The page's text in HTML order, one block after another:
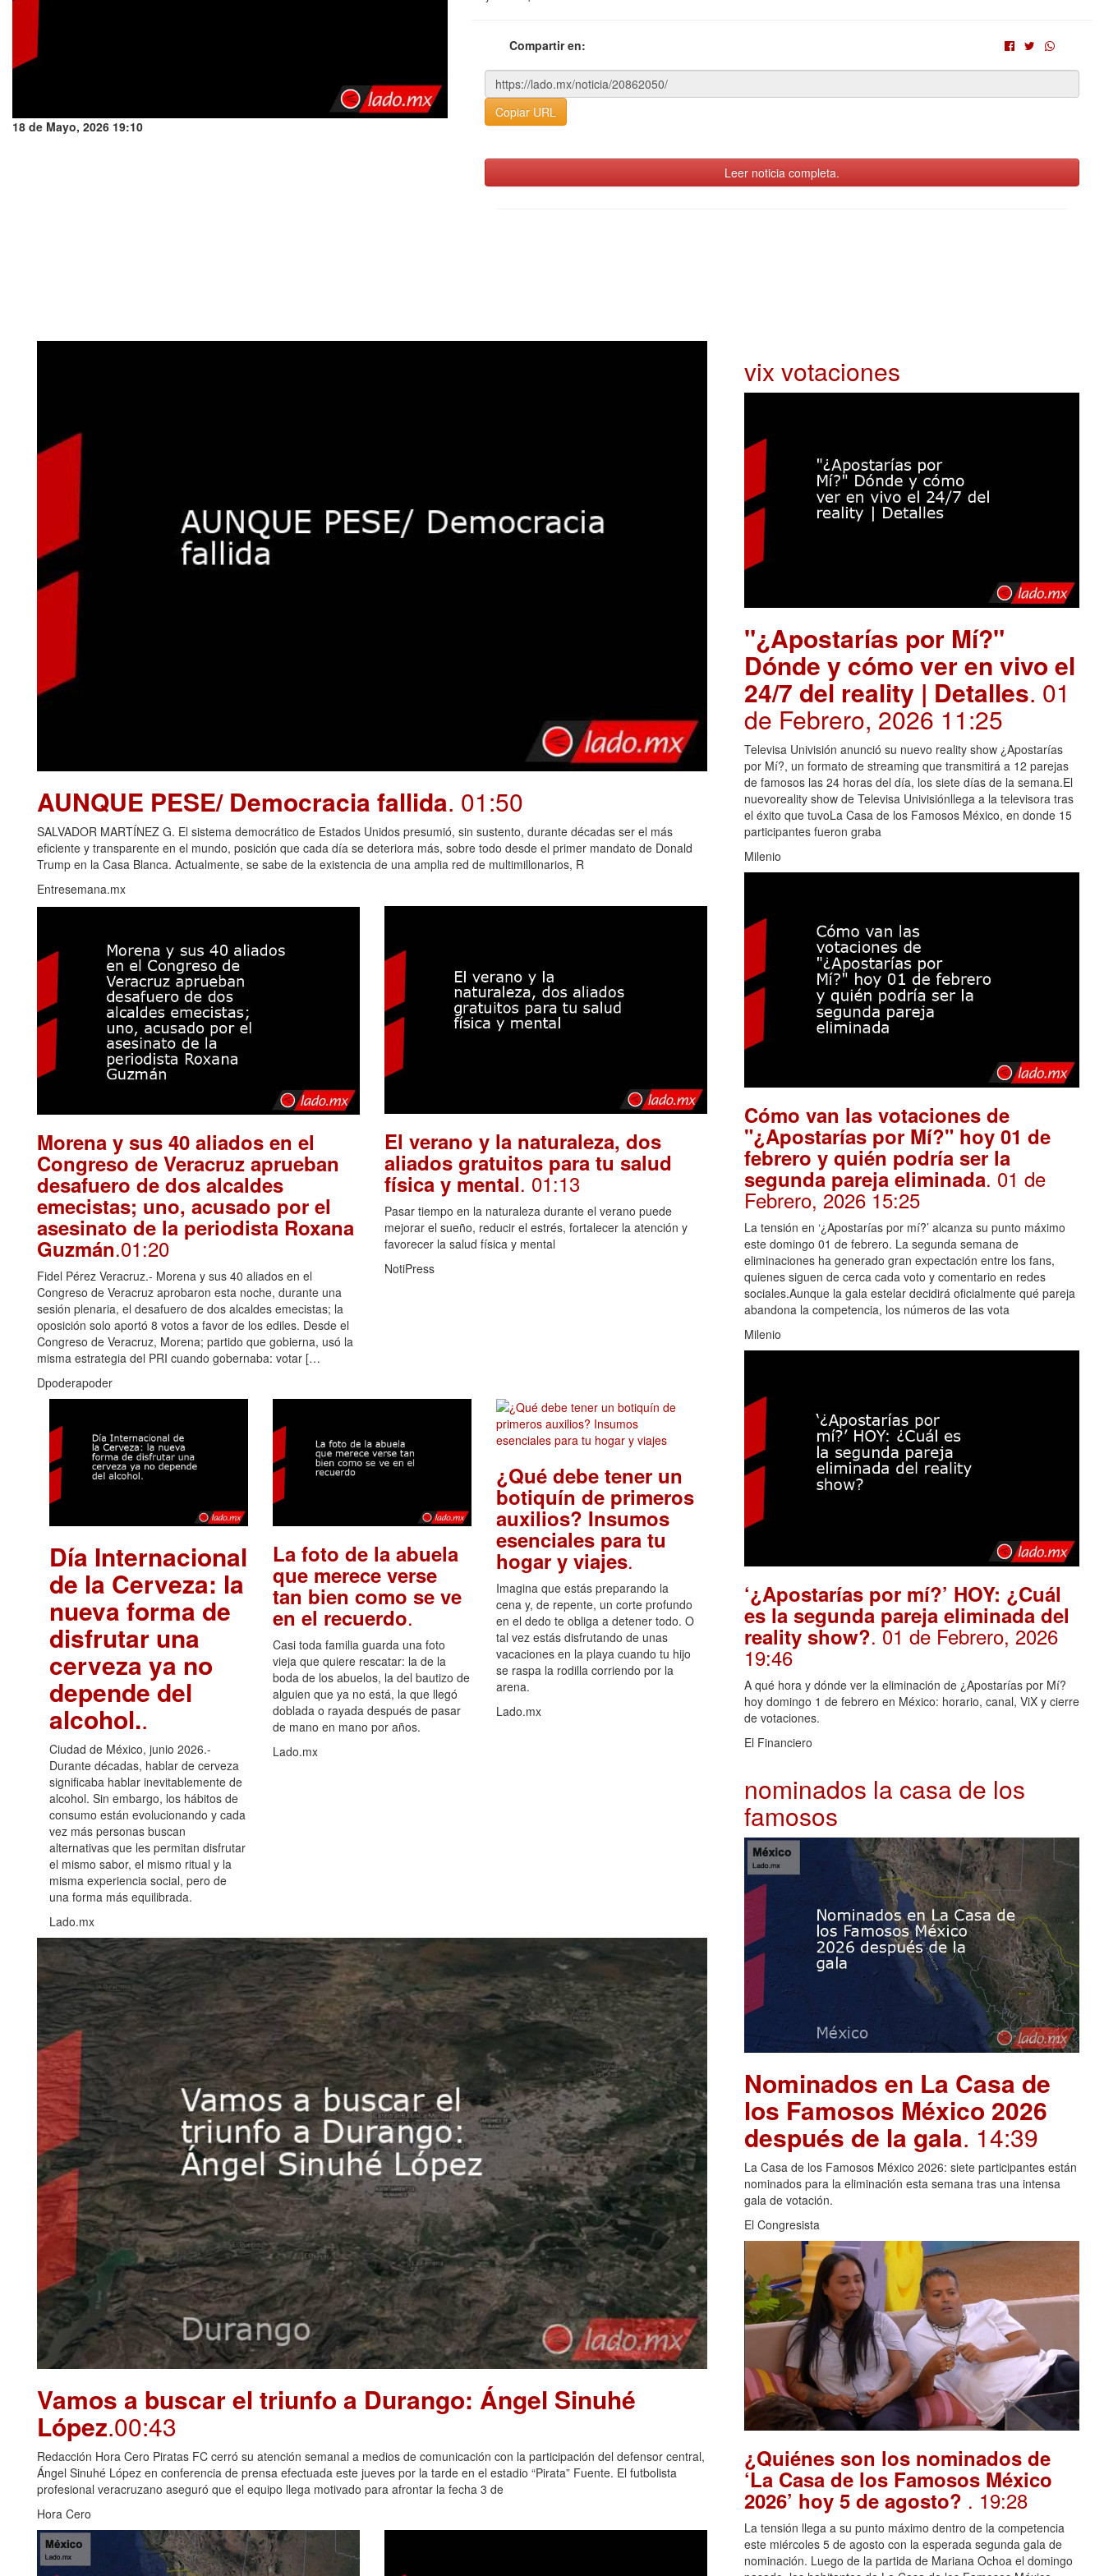
18 de Mayo, 2026 19:10
Compartir en:
Copiar URL
Leer noticia completa.
AUNQUE PESE/ Democracia fallida. 01:50
SALVADOR MARTÍNEZ G. El sistema democrático de Estados Unidos presumió, sin sustento, durante décadas ser el más
eficiente y transparente en el mundo, posición que cada día se deteriora más, sobre todo desde el primer mandato de Donald
Trump en la Casa Blanca. Actualmente, se sabe de la existencia de una amplia red de multimillonarios, R
Entresemana.mx
Morena y sus 40 aliados en el
Congreso de Veracruz aprueban
desafuero de dos alcaldes
emecistas; uno, acusado por el
asesinato de la periodista Roxana
Guzmán.01:20
Fidel Pérez Veracruz.- Morena y sus 40 aliados en el
Congreso de Veracruz aprobaron esta noche, durante una
sesión plenaria, el desafuero de dos alcaldes emecistas; la
oposición solo aportó 8 votos a favor de los ediles. Desde el
Congreso de Veracruz, Morena; partido que gobierna, usó la
misma estrategia del PRI cuando gobernaba: votar […
Dpoderapoder
El verano y la naturaleza, dos
aliados gratuitos para tu salud
física y mental. 01:13
Pasar tiempo en la naturaleza durante el verano puede
mejorar el sueño, reducir el estrés, fortalecer la atención y
favorecer la salud física y mental
NotiPress
Día Internacional
de la Cerveza: la
nueva forma de
disfrutar una
cerveza ya no
depende del
alcohol..
Ciudad de México, junio 2026.-
Durante décadas, hablar de cerveza
significaba hablar inevitablemente de
alcohol. Sin embargo, los hábitos de
consumo están evolucionando y cada
vez más personas buscan
alternativas que les permitan disfrutar
el mismo sabor, el mismo ritual y la
misma experiencia social, pero de
una forma más equilibrada.
Lado.mx
La foto de la abuela
que merece verse
tan bien como se ve
en el recuerdo.
Casi toda familia guarda una foto
vieja que quiere rescatar: la de la
boda de los abuelos, la del bautizo de
alguien que ya no está, la que llegó
doblada o rayada después de pasar
de mano en mano por años.
Lado.mx
¿Qué debe tener un
botiquín de primeros
auxilios? Insumos
esenciales para tu
hogar y viajes.
Imagina que estás preparando la
cena y, de repente, un corte profundo
en el dedo te obliga a detener todo. O
tal vez estás disfrutando de unas
vacaciones en la playa cuando tu hijo
se raspa la rodilla corriendo por la
arena.
Lado.mx
Vamos a buscar el triunfo a Durango: Ángel Sinuhé
López.00:43
Redacción Hora Cero Piratas FC cerró su atención semanal a medios de comunicación con la participación del defensor central,
Ángel Sinuhé López en conferencia de prensa efectuada este jueves por la tarde en el estadio “Pirata” Fuente. El futbolista
profesional veracruzano aseguró que el equipo llega motivado para afrontar la fecha 3 de
Hora Cero
vix votaciones
"¿Apostarías por Mí?"
Dónde y cómo ver en vivo el
24/7 del reality | Detalles. 01
de Febrero, 2026 11:25
Televisa Univisión anunció su nuevo reality show ¿Apostarías
por Mí?, un formato de streaming que transmitirá a 12 parejas
de famosos las 24 horas del día, los siete días de la semana.El
nuevoreality show de Televisa Univisiónllega a la televisora tras
el éxito que tuvoLa Casa de los Famosos México, en donde 15
participantes fueron graba
Milenio
Cómo van las votaciones de
"¿Apostarías por Mí?" hoy 01 de
febrero y quién podría ser la
segunda pareja eliminada. 01 de
Febrero, 2026 15:25
La tensión en ‘¿Apostarías por mí?’ alcanza su punto máximo
este domingo 01 de febrero. La segunda semana de
eliminaciones ha generado gran expectación entre los fans,
quienes siguen de cerca cada voto y comentario en redes
sociales.Aunque la gala estelar decidirá oficialmente qué pareja
abandona la competencia, los números de las vota
Milenio
‘¿Apostarías por mí?’ HOY: ¿Cuál
es la segunda pareja eliminada del
reality show?. 01 de Febrero, 2026
19:46
A qué hora y dónde ver la eliminación de ¿Apostarías por Mí?
hoy domingo 1 de febrero en México: horario, canal, ViX y cierre
de votaciones.
El Financiero
nominados la casa de los
famosos
Nominados en La Casa de
los Famosos México 2026
después de la gala. 14:39
La Casa de los Famosos México 2026: siete participantes están
nominados para la eliminación esta semana tras una intensa
gala de votación.
El Congresista
¿Quiénes son los nominados de
‘La Casa de los Famosos México
2026’ hoy 5 de agosto? . 19:28
La tensión llega a su punto máximo dentro de la competencia
este miércoles 5 de agosto con la esperada segunda gala de
nominación. Luego de la partida de Mariana Ochoa el domingo